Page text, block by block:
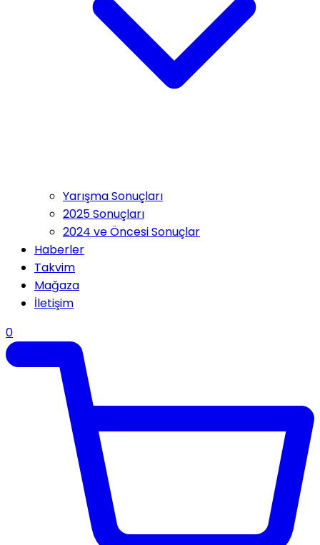
Yarışma Sonuçları
2025 Sonuçları
2024 ve Öncesi Sonuçlar
Haberler
Takvim
Mağaza
İletişim
0